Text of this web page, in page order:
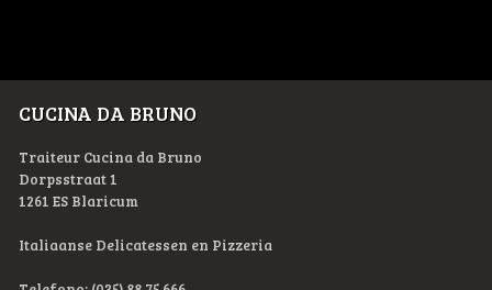
CUCINA DA BRUNO
Traiteur Cucina da Bruno
Dorpsstraat 1
1261 ES Blaricum
Italiaanse Delicatessen en Pizzeria